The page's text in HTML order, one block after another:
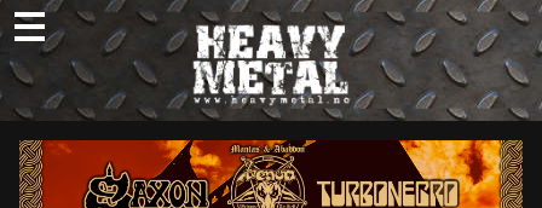
Skip
to
content
Nyheter
Omtaler